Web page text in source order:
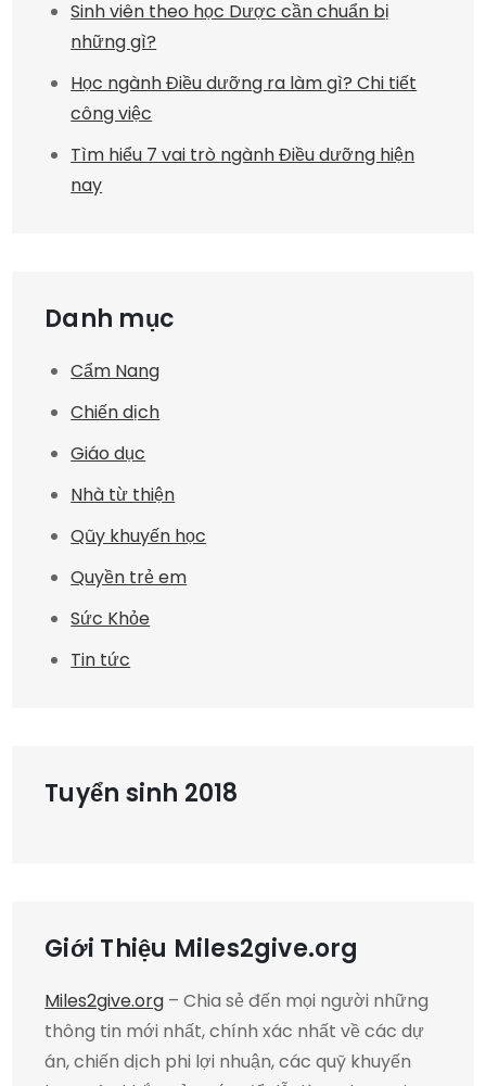
Sinh viên theo học Dược cần chuẩn bị
những gì?
Học ngành Điều dưỡng ra làm gì? Chi tiết
công việc
Tìm hiểu 7 vai trò ngành Điều dưỡng hiện
nay
Danh mục
Cẩm Nang
Chiến dịch
Giáo dục
Nhà từ thiện
Qũy khuyến học
Quyền trẻ em
Sức Khỏe
Tin tức
Tuyển sinh 2018
Giới Thiệu Miles2give.org
Miles2give.org – Chia sẻ đến mọi người những
thông tin mới nhất, chính xác nhất về các dự
án, chiến dịch phi lợi nhuận, các quỹ khuyến